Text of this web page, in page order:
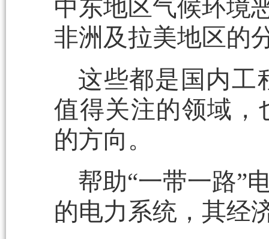
中东地区气候环境
非洲及拉美地区的
这些都是国内工
值得关注的领域，
的方向。
帮助“一带一路”
的电力系统，其经